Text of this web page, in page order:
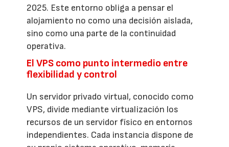
2025. Este entorno obliga a pensar el
alojamiento no como una decisión aislada,
sino como una parte de la continuidad
operativa.
El VPS como punto intermedio entre
flexibilidad y control
Un servidor privado virtual, conocido como
VPS, divide mediante virtualización los
recursos de un servidor físico en entornos
independientes. Cada instancia dispone de